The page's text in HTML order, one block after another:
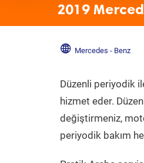
2019
Mercedes - Benz
Düzenli periyodik
hizmet eder.
değiştirmeniz,
periyodik bakım